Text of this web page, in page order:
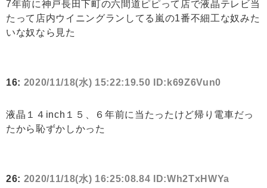
7年前に神戸長田下町の六間道ピピって店で液晶テレビ当
たって店内ウイニングランしてる嵐の1番不細工な奴みた
いな奴なら見た
16: 2020/11/18(水) 15:22:19.50 ID:k69Z6Vun0
液晶１４inch１５、６年前に当たったけど帰り電車だっ
たから恥ずかしかった
26: 2020/11/18(水) 16:25:08.84 ID:Wh2TxHWYa